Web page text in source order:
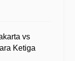
vs
Ketiga